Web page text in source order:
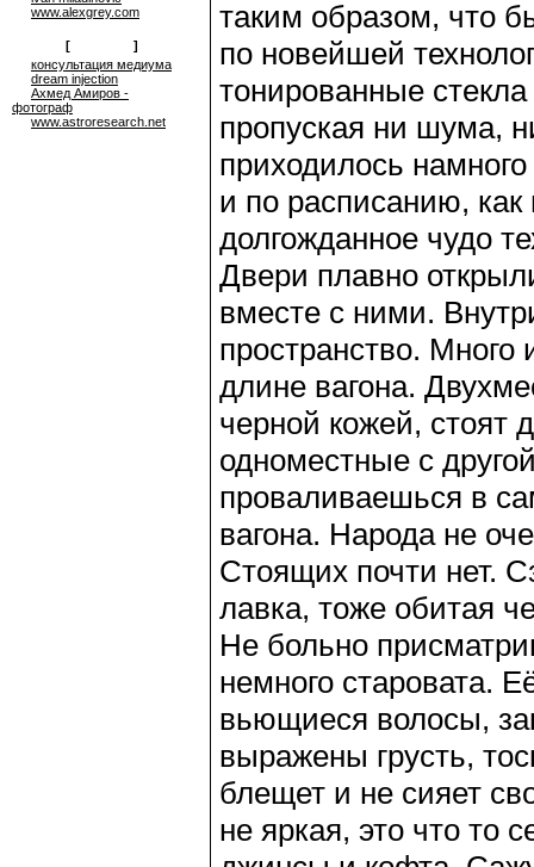
www.alexgrey.com
[
]
консультация медиума
dream injection
Ахмед Амиров -
фотограф
www.astroresearch.net
таким образом, что
по новейшей
тонированные
пропуская ни шума,
приходилось
и по расписанию, как
долгожданное чудо
Двери плавно
вместе с ними.
пространство.
длине вагона.
черной кожей, стоят
одноместные с
проваливаешься в
вагона. Народа не
Стоящих почти нет.
лавка, тоже обитая
Не больно
немного старовата.
вьющиеся волосы,
выражены грусть,
блещет и не сияет
не яркая, это что то